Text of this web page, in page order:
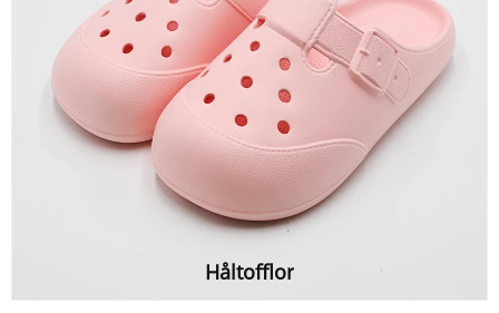
Håltofflor